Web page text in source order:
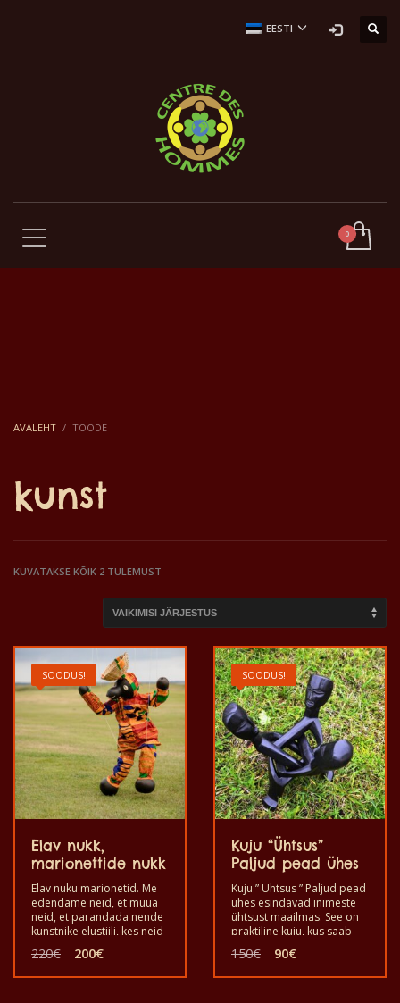
EESTI
AVALEHT TOODE
kunst
KUVATAKSE KÕIK 2 TULEMUST
SOODUS!
Elav nukk,
marionettide nukk
Elav nuku marionetid. Me
edendame neid, et müüa
neid, et parandada nende
kunstnike elustiili, kes neid
seda, mängides
stsenaariumi, et teha oma
220€ Algne
oli:
200€Praegune
on:
SOODUS!
Kuju “Ühtsus”
Paljud pead ühes
Kuju ” Ühtsus ” Paljud pead
ühes esindavad inimeste
ühtsust maailmas. See on
praktiline kuju, kus saab
kaunistada kodu või
kontorit.
150€ Algne
oli:
90€Praegune
on: